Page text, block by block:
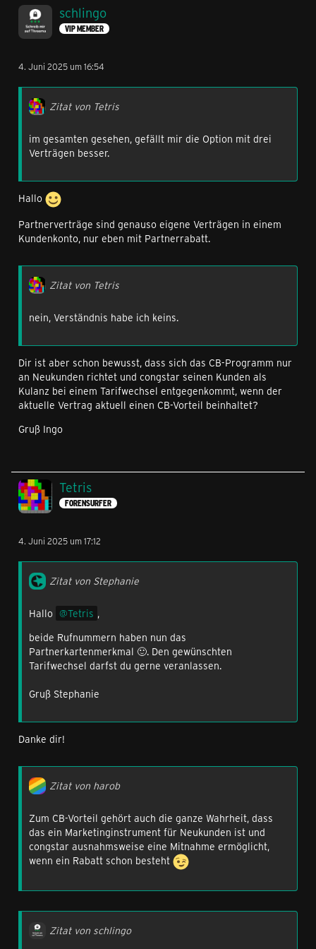
ich eine Bestätigung der Aktivierung der
Partnerkartenrabatt erhalte oder kann ich sofort / heute
Abend bereits die Tarifwechsel anstoßen ?
Gruß
Tetris
schlingo
VIP MEMBER
4. Juni 2025 um 16:54
Zitat von Tetris
im gesamten gesehen, gefällt mir die Option mit drei
Verträgen besser.
Hallo
Partnerverträge sind genauso eigene Verträgen in einem
Kundenkonto, nur eben mit Partnerrabatt.
Zitat von Tetris
nein, Verständnis habe ich keins.
Dir ist aber schon bewusst, dass sich das CB-Programm nur
an Neukunden richtet und congstar seinen Kunden als
Kulanz bei einem Tarifwechsel entgegenkommt, wenn der
aktuelle Vertrag aktuell einen CB-Vorteil beinhaltet?
Gruß Ingo
Tetris
FORENSURFER
4. Juni 2025 um 17:12
Zitat von Stephanie
Hallo Tetris ,
beide Rufnummern haben nun das
Partnerkartenmerkmal 🙂. Den gewünschten
Tarifwechsel darfst du gerne veranlassen.
Gruß Stephanie
Danke dir!
Zitat von harob
Zum CB-Vorteil gehört auch die ganze Wahrheit, dass
das ein Marketinginstrument für Neukunden ist und
congstar ausnahmsweise eine Mitnahme ermöglicht,
wenn ein Rabatt schon besteht
Zitat von schlingo